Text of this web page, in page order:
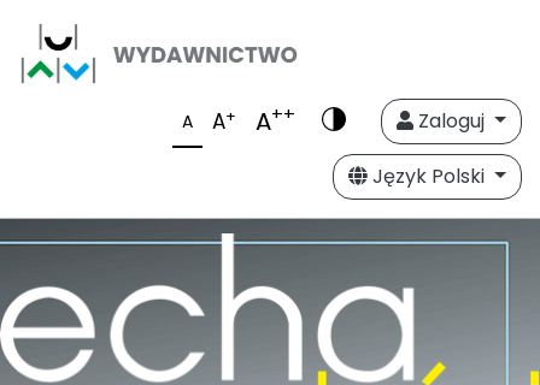
A A+ A++
Zaloguj
Język Polski